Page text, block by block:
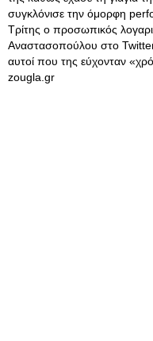
συγκλόνισε την όμορφη
Τρίτης ο προσωπικός
Αναστασοπούλου στο
αυτοί που της εύχονταν
zougla.gr